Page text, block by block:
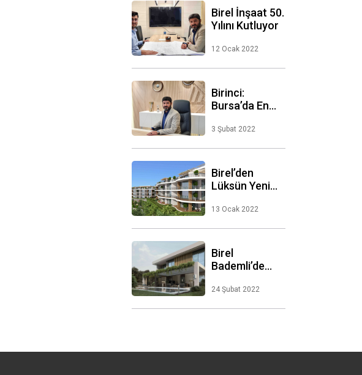
Birel İnşaat 50.
Yılını Kutluyor
12 Ocak 2022
Birinci:
Bursa’da En
Mudanya’daki
3 Şubat 2022
Birel’den
Lüksün Yeni
Mudanya
13 Ocak 2022
Birel
Bademli’de
24 Şubat 2022